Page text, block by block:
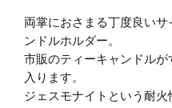
両掌におさまる丁度良いサ
ンドルホルダー。
市販のティーキャンドルが
入ります。
ジェスモナイトという耐火